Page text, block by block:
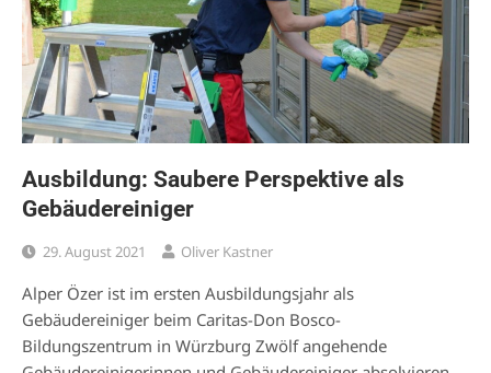
Ausbildung: Saubere Perspektive als
Gebäudereiniger
29. August 2021 Oliver Kastner
Alper Özer ist im ersten Ausbildungsjahr als
Gebäudereiniger beim Caritas-Don Bosco-
Bildungszentrum in Würzburg Zwölf angehende